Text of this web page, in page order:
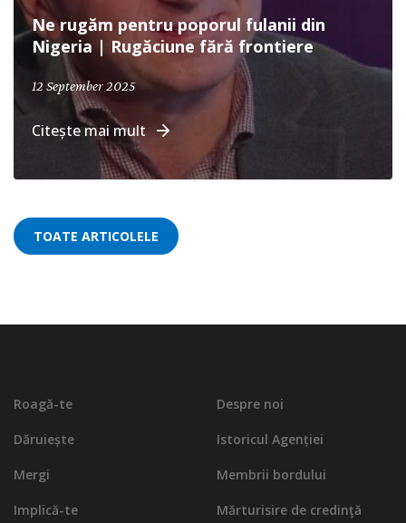
Ne rugăm pentru poporul fulanii din
Nigeria | Rugăciune fără frontiere
12 September 2025September 12, 2025
Citește mai mult
TOATE ARTICOLELE
Roagă-te
Dăruiește
Mergi
Implică-te
Despre noi
Istoricul Agenției
Membrii bordului
Mărturisire de credinţă